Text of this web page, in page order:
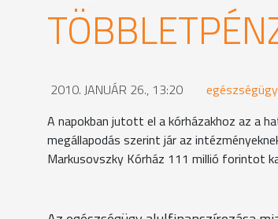
2010. JANUÁR 26., 13:20
egészségügy
A napokban jutott el a kórházakhoz az a
megállapodás szerint jár az
Markusovszky Kórház 111 millió forintot